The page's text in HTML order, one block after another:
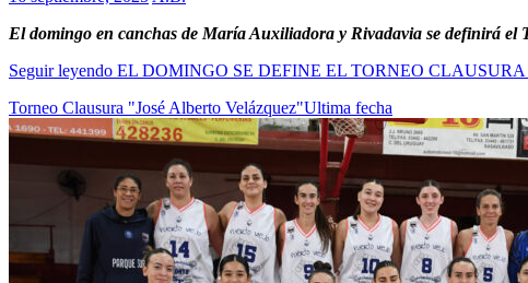
El domingo en canchas de María Auxiliadora y Rivadavia se definirá
Seguir leyendo EL DOMINGO SE DEFINE EL TORNEO CLAUSURA
Torneo Clausura "José Alberto Velázquez"Ultima fecha